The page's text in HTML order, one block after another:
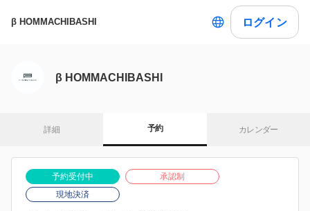
β HOMMACHIBASHI ログイン
β HOMMACHIBASHI
詳細 予約 カレンダー
予約受付中
承認制
現地決済